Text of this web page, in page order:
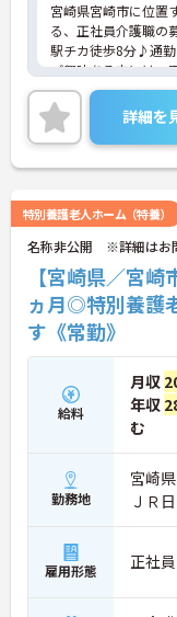
宮崎県宮崎市に位置
る、正社員介護職の
駅チカ徒歩8分♪通勤
ご興味ある方には、
詳細をお話しいたし
い。
詳細を
特別養護老人ホーム（特養）
名称非公開 ※詳細はお
【宮崎県／宮
ヵ月◎特別養護
す《常勤》
給料
月収
年収
む
勤務地
宮崎
ＪＲ
雇用形態 正社